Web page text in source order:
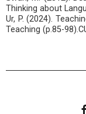
Thinking about
Ur, P. (2024).
Teaching (p.85-